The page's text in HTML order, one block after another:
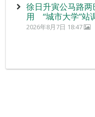
徐日升寅公马路
用 “城市大学”站
2026年8月7日 18:47